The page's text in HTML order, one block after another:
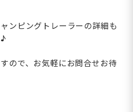
ンピングトレーラーの詳細も
ので、お気軽にお問合せお待